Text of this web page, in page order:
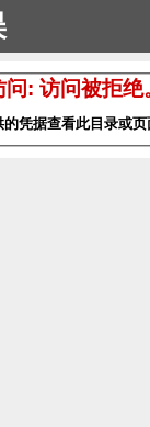
: 访问被拒绝
凭据查看此目录或页